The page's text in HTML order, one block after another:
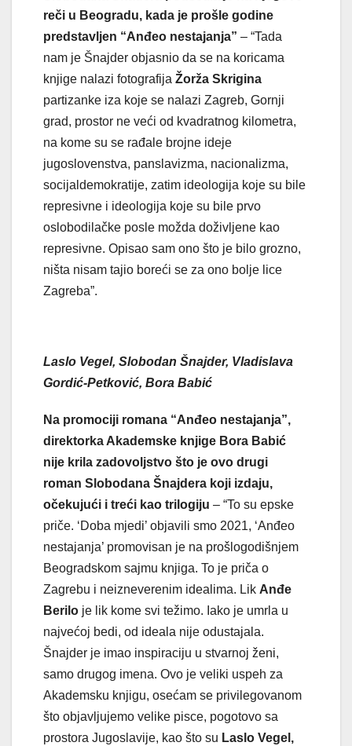
reči u Beogradu, kada je prošle godine
predstavljen “Anđeo nestajanja” – “Tada
nam je Šnajder objasnio da se na koricama
knjige nalazi fotografija Žorža Skrigina
partizanke iza koje se nalazi Zagreb, Gornji
grad, prostor ne veći od kvadratnog kilometra,
na kome su se rađale brojne ideje
jugoslovenstva, panslavizma, nacionalizma,
socijaldemokratije, zatim ideologija koje su bile
represivne i ideologija koje su bile prvo
oslobodilačke posle možda doživljene kao
represivne. Opisao sam ono što je bilo grozno,
ništa nisam tajio boreći se za ono bolje lice
Zagreba”.
Laslo Vegel, Slobodan Šnajder, Vladislava
Gordić-Petković, Bora Babić
Na promociji romana “Anđeo nestajanja”,
direktorka Akademske knjige Bora Babić
nije krila zadovoljstvo što je ovo drugi
roman Slobodana Šnajdera koji izdaju,
očekujući i treći kao trilogiju – “To su epske
priče. ‘Doba mjedi’ objavili smo 2021, ‘Anđeo
nestajanja’ promovisan je na prošlogodišnjem
Beogradskom sajmu knjiga. To je priča o
Zagrebu i neizneverenim idealima. Lik Anđe
Berilo je lik kome svi težimo. Iako je umrla u
najvećoj bedi, od ideala nije odustajala.
Šnajder je imao inspiraciju u stvarnoj ženi,
samo drugog imena. Ovo je veliki uspeh za
Akademsku knjigu, osećam se privilegovanom
što objavljujemo velike pisce, pogotovo sa
prostora Jugoslavije, kao što su Laslo Vegel,